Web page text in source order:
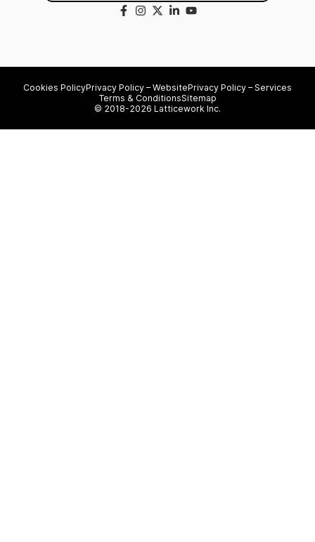
Cookies PolicyPrivacy Policy – WebsitePrivacy Policy – Services
Terms & ConditionsSitemap
© 2018-2026 Latticework Inc.